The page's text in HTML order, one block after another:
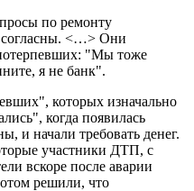
по ремонту
<…> Они
"Мы тоже
я не банк".
которых изначально
когда появилась
и начали требовать денег.
участники ДТП, с
вскоре после аварии
решили, что